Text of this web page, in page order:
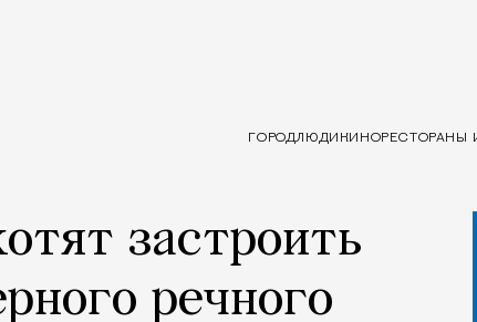
ГОРОДЛЮДИ КИНОРЕСТОРАНЫ
застроить
речного